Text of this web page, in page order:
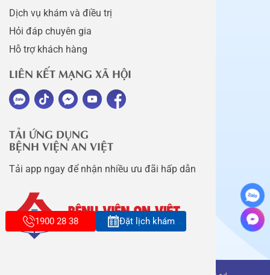
Dịch vụ khám và điều trị
Hỏi đáp chuyên gia
Hỗ trợ khách hàng
LIÊN KẾT MẠNG XÃ HỘI
TẢI ỨNG DỤNG
BỆNH VIỆN AN VIỆT
Tải app ngay để nhận nhiều ưu đãi hấp dẫn
1900 28 38 Đặt lịch khám